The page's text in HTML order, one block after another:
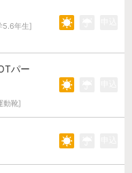
年生]
パー
動靴]